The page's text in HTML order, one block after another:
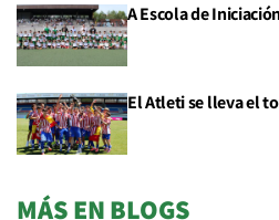
A Escola de
El Atleti se lleva el
MÁS EN BLOGS